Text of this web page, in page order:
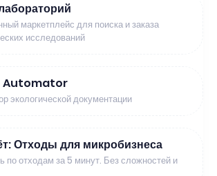
маркетплейс для поиска и заказа
исследований
Automator
экологической документации
Отходы для микробизнеса
по отходам за 5 минут. Без сложностей и